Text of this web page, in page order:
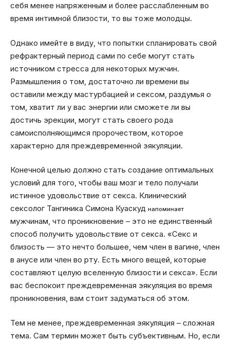
себя менее напряженным и более расслабленным во
время интимной близости, то вы тоже молодцы.
Однако имейте в виду, что попытки спланировать свой
рефрактерный период сами по себе могут стать
источником стресса для некоторых мужчин.
Размышления о том, достаточно ли времени вы
оставили между мастурбацией и сексом, раздумья о
том, хватит ли у вас энергии или сможете ли вы
достичь эрекции, могут стать своего рода
самоисполняющимся пророчеством, которое
характерно для преждевременной эякуляции.
Конечной целью должно стать создание оптимальных
условий для того, чтобы ваш мозг и тело получали
истинное удовольствие от секса. Клинический
сексолог Тангиника Симона Куаскуд напоминает
мужчинам, что проникновение – это не единственный
способ получить удовольствие от секса. «Секс и
близость — это нечто большее, чем член в вагине, член
в анусе или член во рту. Есть много вещей, которые
составляют целую вселенную близости и секса». Если
вас беспокоит преждевременная эякуляция во время
проникновения, вам стоит задуматься об этом.
Тем не менее, преждевременная эякуляция – сложная
тема. Сам термин может быть субъективным. Но, если